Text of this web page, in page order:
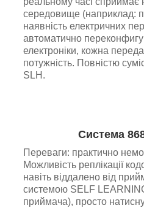
середовище (наприклад:
наявність електричних
автоматично
електроніки, кожна
потужність. Повністю
SLH.
Система
Переваги: практично
Можливість реплікації
навіть віддалено від
системою SELF
приймача), просто